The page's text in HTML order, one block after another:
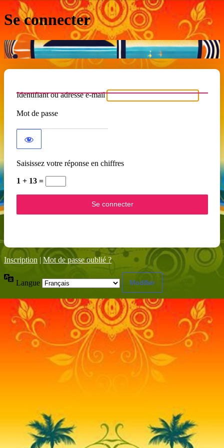
Se connecter
Identifiant ou adresse e-mail
Mot de passe
Saisissez votre réponse en chiffres
1 + 13 =
Inscription | Mot de passe oublié ?
Langue